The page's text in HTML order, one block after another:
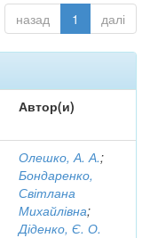
назад 1 далі
Автор(и)
Олешко, А. А.;
Бондаренко,
Світлана
Михайлівна;
Діденко, Є. О.